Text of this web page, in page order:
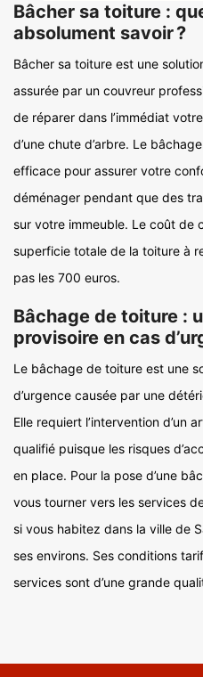
Bâcher sa toiture :
absolument savoir ?
Bâcher sa toiture est une
assurée par un couvreur
de réparer dans l’immédiat
d’une chute d’arbre. Le
efficace pour assurer votre
déménager pendant que des
sur votre immeuble. Le coût de
superficie totale de la toiture à
pas les 700 euros.
Bâchage de toiture :
provisoire en cas
Le bâchage de toiture est une
d’urgence causée par une
Elle requiert l’intervention d’un
qualifié puisque les risques
en place. Pour la pose d’une
vous tourner vers les services
si vous habitez dans la ville de
ses environs. Ses conditions
services sont d’une grande